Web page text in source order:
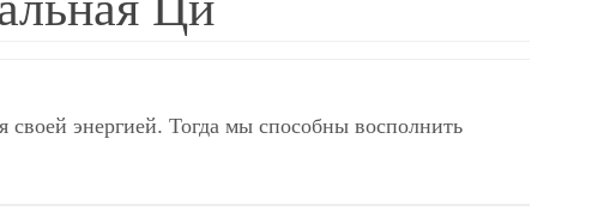
своей энергией. Тогда мы способны восполнить